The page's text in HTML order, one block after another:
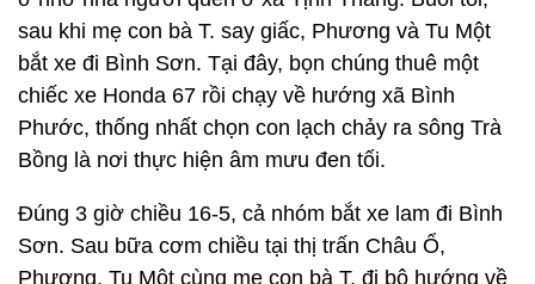
sau khi mẹ con bà T. say giấc, Phương và Tu Một
bắt xe đi Bình Sơn. Tại đây, bọn chúng thuê một
chiếc xe Honda 67 rồi chạy về hướng xã Bình
Phước, thống nhất chọn con lạch chảy ra sông Trà
Bồng là nơi thực hiện âm mưu đen tối.
Đúng 3 giờ chiều 16-5, cả nhóm bắt xe lam đi Bình
Sơn. Sau bữa cơm chiều tại thị trấn Châu Ổ,
Phương, Tu Một cùng mẹ con bà T. đi bộ hướng về